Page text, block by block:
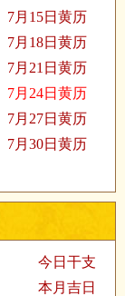
7月15日黄历
7月18日黄历
7月21日黄历
7月24日黄历
7月27日黄历
7月30日黄历
今日干支
本月吉日